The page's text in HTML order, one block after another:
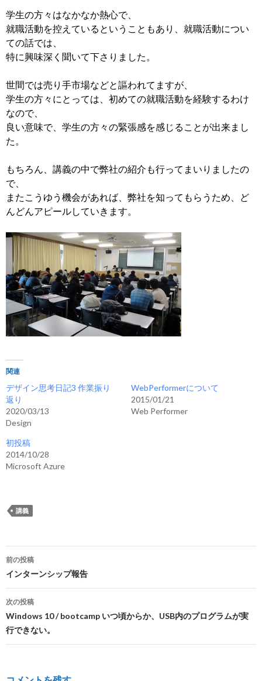
学生の方々はなかなか熱心で、
就職活動を控えているということもあり、就職活動につい
ての話では、
特に興味深く聞いて下さりました。
世間では売り手市場などと謳われてますが、
学生の方々にとっては、初めての就職活動を経験するわけ
なので、
良い意味で、学生の方々の緊張感を感じることが出来まし
た。
もちろん、講義の中で弊社の紹介も行ってまいりましたの
で、
またこうゆう機会があれば、弊社を知ってもらうため、ど
んどんアピールしていきます。
関連
デザイン思考日記3 作業振り
返り
2020/03/13
Design
WebPerformerについて
2015/01/21
Web Performer
初投稿
2014/10/28
Microsoft Azure
講義
投
稿
ナ
ビ
ゲ
前の投稿
インターンシップ報告
次の投稿
Windows 10 / bootcamp いつ頃からか、USB内のプログラムが実
行できない。